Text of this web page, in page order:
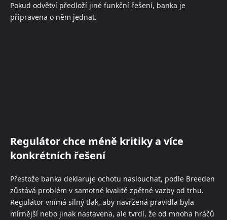
Pokud odvětví předloží jiné funkční řešení, banka je
připravena o něm jednat.
Regulátor chce méně kritiky a více
konkrétních řešení
Přestože banka deklaruje ochotu naslouchat, podle Breeden
zůstává problém v samotné kvalitě zpětné vazby od trhu.
Regulátor vnímá silný tlak, aby navržená pravidla byla
mírnější nebo jinak nastavena, ale tvrdí, že od mnoha hráčů